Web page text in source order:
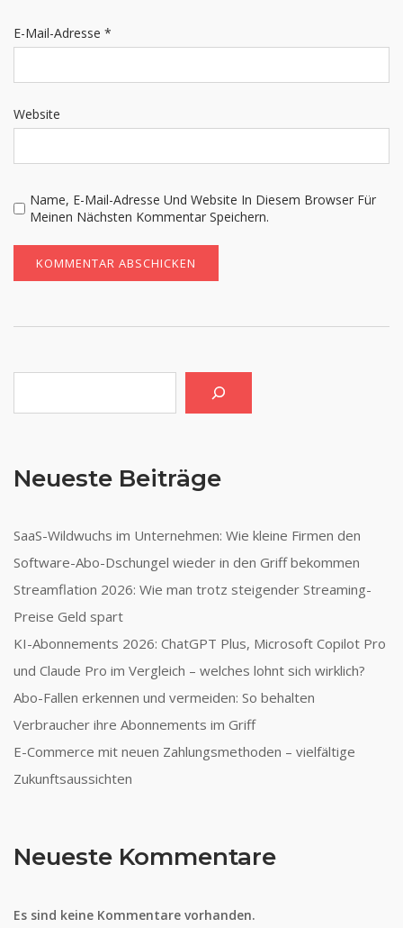
E-Mail-Adresse *
Website
Name, E-Mail-Adresse Und Website In Diesem Browser Für
Meinen Nächsten Kommentar Speichern.
Neueste Beiträge
SaaS-Wildwuchs im Unternehmen: Wie kleine Firmen den
Software-Abo-Dschungel wieder in den Griff bekommen
Streamflation 2026: Wie man trotz steigender Streaming-
Preise Geld spart
KI-Abonnements 2026: ChatGPT Plus, Microsoft Copilot Pro
und Claude Pro im Vergleich – welches lohnt sich wirklich?
Abo-Fallen erkennen und vermeiden: So behalten
Verbraucher ihre Abonnements im Griff
E-Commerce mit neuen Zahlungsmethoden – vielfältige
Zukunftsaussichten
Neueste Kommentare
Es sind keine Kommentare vorhanden.